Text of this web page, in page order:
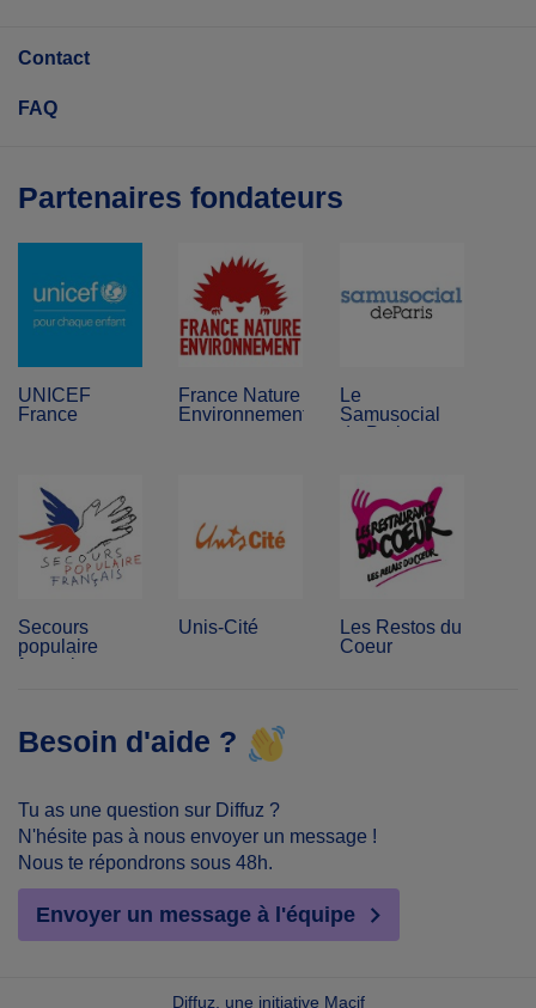
Contact
FAQ
Partenaires fondateurs
UNICEF
France
France Nature
Environnement
Le
Samusocial
de Paris
Secours
populaire
français
Unis-Cité
Les Restos du
Coeur
Besoin d'aide ?
Tu as une question sur Diffuz ?
N'hésite pas à nous envoyer un message !
Nous te répondrons sous 48h.
Envoyer un message à l'équipe
Diffuz, une initiative Macif